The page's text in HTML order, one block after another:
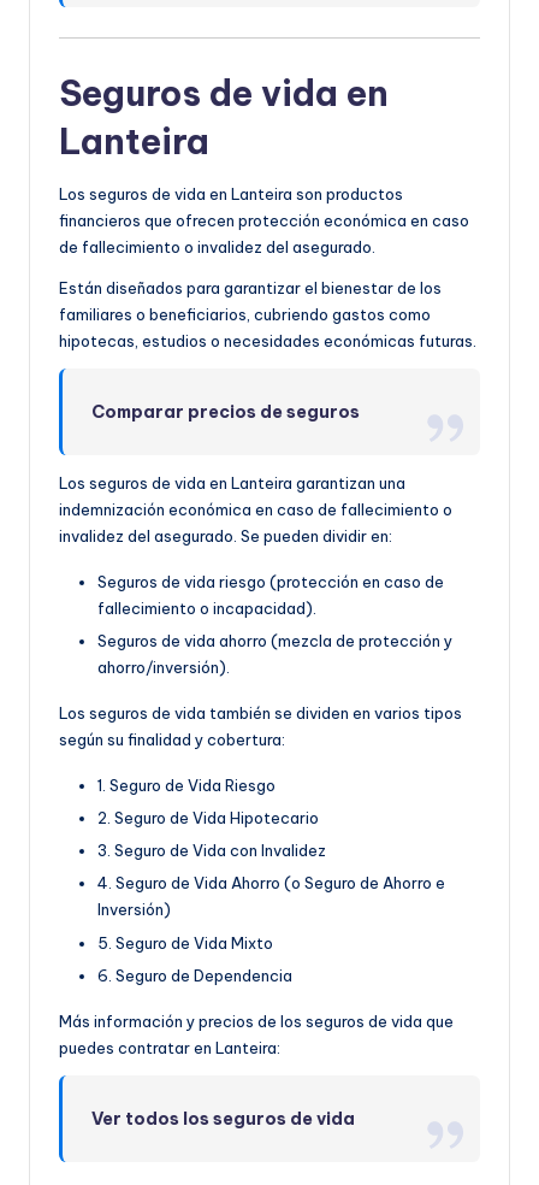
Seguros de vida en
Lanteira
Los seguros de vida en Lanteira son productos
financieros que ofrecen protección económica en caso
de fallecimiento o invalidez del asegurado.
Están diseñados para garantizar el bienestar de los
familiares o beneficiarios, cubriendo gastos como
hipotecas, estudios o necesidades económicas futuras.
Comparar precios de seguros
Los seguros de vida en Lanteira garantizan una
indemnización económica en caso de fallecimiento o
invalidez del asegurado. Se pueden dividir en:
Seguros de vida riesgo (protección en caso de
fallecimiento o incapacidad).
Seguros de vida ahorro (mezcla de protección y
ahorro/inversión).
Los seguros de vida también se dividen en varios tipos
según su finalidad y cobertura:
1. Seguro de Vida Riesgo
2. Seguro de Vida Hipotecario
3. Seguro de Vida con Invalidez
4. Seguro de Vida Ahorro (o Seguro de Ahorro e
Inversión)
5. Seguro de Vida Mixto
6. Seguro de Dependencia
Más información y precios de los seguros de vida que
puedes contratar en Lanteira:
Ver todos los seguros de vida